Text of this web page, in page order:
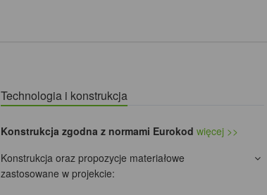
Technologia i konstrukcja
Konstrukcja zgodna z normami Eurokod więcej >>
Konstrukcja oraz propozycje materiałowe
zastosowane w projekcie: